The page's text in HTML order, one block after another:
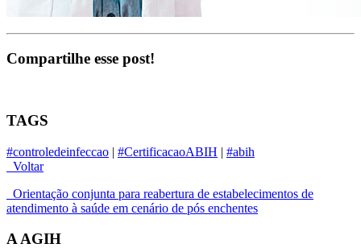
Compartilhe esse post!
TAGS
#controledeinfeccao | #CertificacaoABIH | #abih
Voltar
Orientação conjunta para reabertura de estabelecimentos de
atendimento à saúde em cenário de pós enchentes
A AGIH